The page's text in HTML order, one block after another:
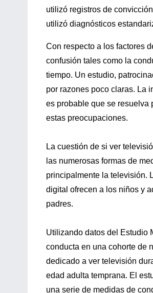
utilizó registros de
utilizó diagnósticos
Con respecto a los factores
confusión tales como la
tiempo. Un estudio,
por razones poco claras. La
es probable que se resuelva
estas preocupaciones.
La cuestión de si ver
las numerosas formas de
principalmente la televisión.
digital ofrecen a los niños y
padres.
Utilizando datos del Estudio
conducta en una cohorte de
dedicado a ver televisión
edad adulta temprana. El
una serie de medidas de